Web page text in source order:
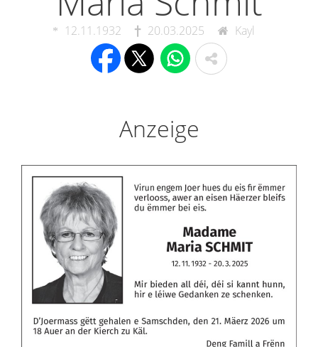
12.11.1932 20.03.2025 Kayl
Anzeige